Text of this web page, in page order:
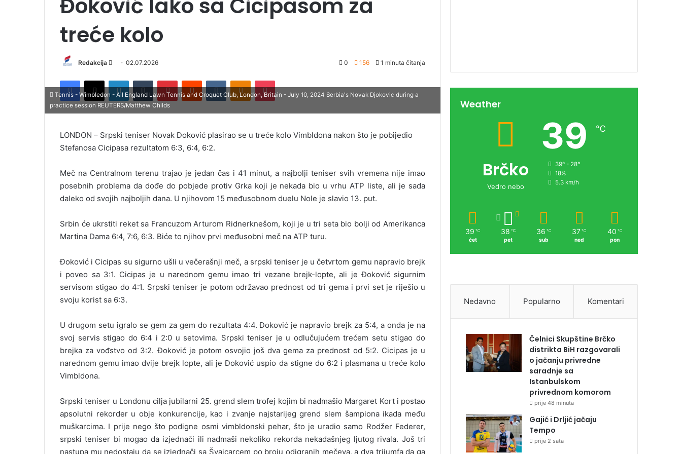
Đoković lako sa Cicipasom za
treće kolo
Redakcija
n
d
e
m
i
l
02.07.2026 0 156 1 minuta čitanja
Tennis - Wimbledon - All England Lawn Tennis and Croquet Club, London, Britain - July 10, 2024 Serbia's Novak Djokovic during a
practice session REUTERS/Matthew Childs
LONDON – Srpski teniser Novak Đoković plasirao se u treće kolo Vimbldona nakon što je pobijedio
Stefanosa Cicipasa rezultatom 6:3, 6:4, 6:2.
Meč na Centralnom terenu trajao je jedan čas i 41 minut, a najbolji teniser svih vremena nije imao
posebnih problema da dođe do pobjede protiv Grka koji je nekada bio u vrhu ATP liste, ali je sada
daleko od svojih najboljih dana. U njihovom 15 međusobnom duelu Nole je slavio 13. put.
Srbin će ukrstiti reket sa Francuzom Arturom Ridnerknešom, koji je u tri seta bio bolji od Amerikanca
Martina Dama 6:4, 7:6, 6:3. Biće to njihov prvi međusobni meč na ATP turu.
Đoković i Cicipas su sigurno ušli u večerašnji meč, a srpski teniser je u četvrtom gemu napravio brejk
i poveo sa 3:1. Cicipas je u narednom gemu imao tri vezane brejk-lopte, ali je Đoković sigurnim
servisom stigao do 4:1. Srpski teniser je potom održavao prednost od tri gema i prvi set je riješio u
svoju korist sa 6:3.
U drugom setu igralo se gem za gem do rezultata 4:4. Đoković je napravio brejk za 5:4, a onda je na
svoj servis stigao do 6:4 i 2:0 u setovima. Srpski teniser je u odlučujućem trećem setu stigao do
brejka za vođstvo od 3:2. Đoković je potom osvojio još dva gema za prednost od 5:2. Cicipas je u
narednom gemu imao dvije brejk lopte, ali je Đoković uspio da stigne do 6:2 i plasmana u treće kolo
Vimbldona.
Srpski teniser u Londonu cilja jubilarni 25. grend slem trofej kojim bi nadmašio Margaret Kort i postao
apsolutni rekorder u obje konkurencije, kao i zvanje najstarijeg grend slem šampiona ikada među
muškarcima. I prije nego što podigne osmi vimbldonski pehar, što je uradio samo Rodžer Federer,
srpski teniser bi mogao da izjednači ili nadmaši nekoliko rekorda nekadašnjeg ljutog rivala. Još tri
nastupa mu nedostaju da se izjednači sa Švajcarcem po broju odigranih mečeva, a dva trijumfa da ga
Weather
Brčko
Vedro nebo
39 ℃
39º - 28º
18%
5.3 km/h
39 ℃
čet
38 ℃
pet
36 ℃
sub
37 ℃
ned
40 ℃
pon
Nedavno Popularno Komentari
Čelnici Skupštine Brčko
distrikta BiH razgovarali
o jačanju privredne
saradnje sa
Istanbulskom
privrednom komorom
prije 48 minuta
Gajić i Drljić jačaju
Tempo
prije 2 sata